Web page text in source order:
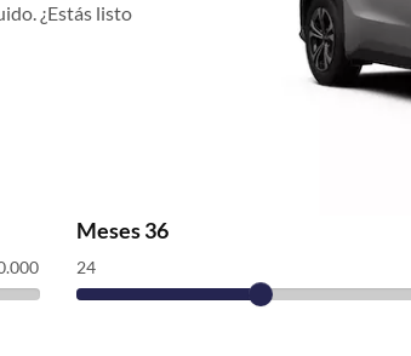
¿Estás listo
Meses36
24